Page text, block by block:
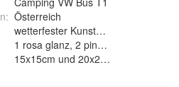
: Österreich
wetterfester Kunststoff
15x15cm und 20x20cm